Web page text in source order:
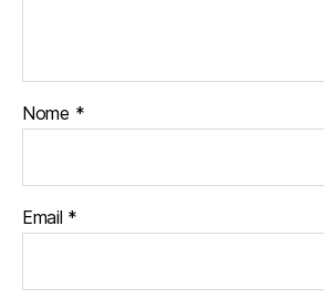
Nome *
Email *